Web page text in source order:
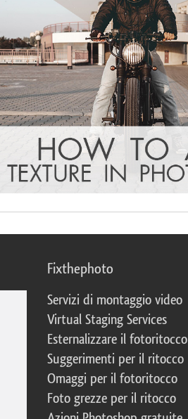
Fixthephoto
Servizi di montaggio video
Virtual Staging Services
Esternalizzare il fotoritocco
Suggerimenti per il ritocco
Omaggi per il fotoritocco
Foto grezze per il ritocco